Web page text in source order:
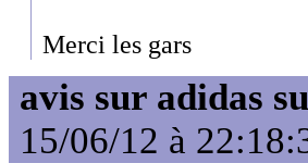
Merci les gars
avis sur adidas
15/06/12 à